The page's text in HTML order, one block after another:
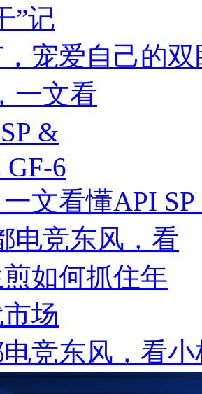
宠爱自己的
文看懂API
竞东风，看